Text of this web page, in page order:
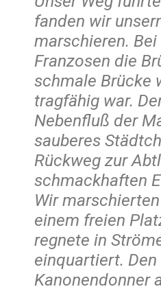
fanden wir
marschieren.
Franzosen die
schmale Brücke
tragfähig war.
Nebenfluß der
sauberes
Rückweg zur
schmackhaften
Wir
einem freien
regnete in
einquartiert.
Kanonendonner